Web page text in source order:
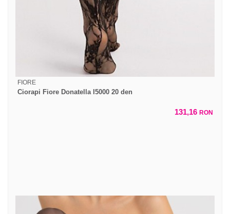
FIORE
Ciorapi Fiore Donatella I5000 20 den
131,16 RON